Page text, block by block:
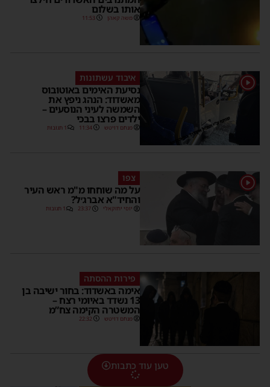
אותו בשלום
משה קאהן 11:53
1 איבוד עשתונות
נסיעת האימים באוטובוס
מאשדוד: הנהג ניפץ את
השמשה לעיני הנוסעים –
ילדים פרצו בבכי
מנחם דויטש 11:34 1 תגובות
1 צפו
על מה שוחחו מ"מ ראש העיר
והחיד"א אברג׳ל?
יוסי יחזקאלי 23:37 1 תגובות
פירות ההסתה
אימה באשדוד: בחור ישיבה בן
13 נשדד באיומי רצח –
המשטרה הקימה צח”מ
מנחם דויטש 22:32
טען עוד כתבות